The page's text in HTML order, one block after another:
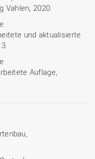
Vahlen, 2020.
und aktualisierte
Auflage,